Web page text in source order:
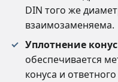
DIN того же
взаимозаменяема.
Уплотнение конус
обеспечивается
конуса и